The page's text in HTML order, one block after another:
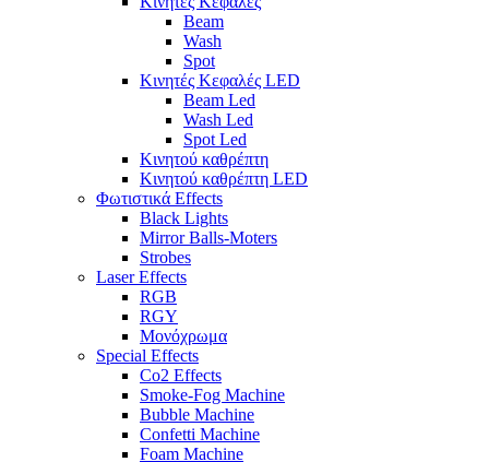
Beam
Wash
Spot
Κινητές Κεφαλές LED
Beam Led
Wash Led
Spot Led
Κινητού καθρέπτη
Κινητού καθρέπτη LED
Φωτιστικά Effects
Black Lights
Mirror Balls-Moters
Strobes
Laser Effects
RGB
RGY
Μονόχρωμα
Special Effects
Co2 Effects
Smoke-Fog Machine
Bubble Machine
Confetti Machine
Foam Machine